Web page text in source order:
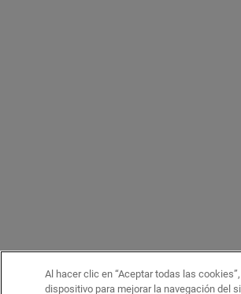
Al hacer clic en “Aceptar todas las
dispositivo para mejorar la navegación del